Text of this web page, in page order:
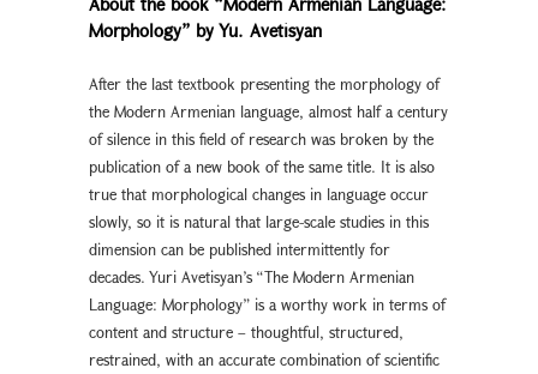
Morphology” by Yu. Avetisyan
After the last textbook presenting the morphology of
the Modern Armenian language, almost half a century
of silence in this field of research was broken by the
publication of a new book of the same title. It is also
true that morphological changes in language occur
slowly, so it is natural that large-scale studies in this
dimension can be published intermittently for
decades. Yuri Avetisyan’s “The Modern Armenian
Language: Morphology” is a worthy work in terms of
content and structure – thoughtful, structured,
restrained, with an accurate combination of scientific